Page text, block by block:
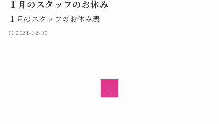
１月のスタッフのお休み
１月のスタッフのお休み表
2021-12-30
1